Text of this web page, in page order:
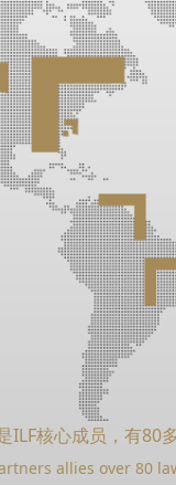
ILF核心成员，有80
allies over